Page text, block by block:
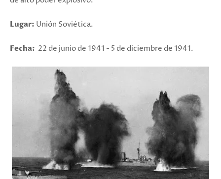
Lugar: Unión Soviética.
Fecha: 22 de junio de 1941 - 5 de diciembre de 1941.